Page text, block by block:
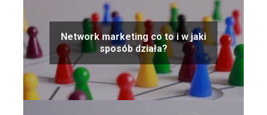
Network marketing co to i w jaki
sposób działa?